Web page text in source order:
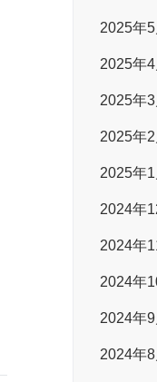
2025年5
2025年4
2025年3
2025年2
2025年1
2024年
2024年
2024年
2024年9
2024年8